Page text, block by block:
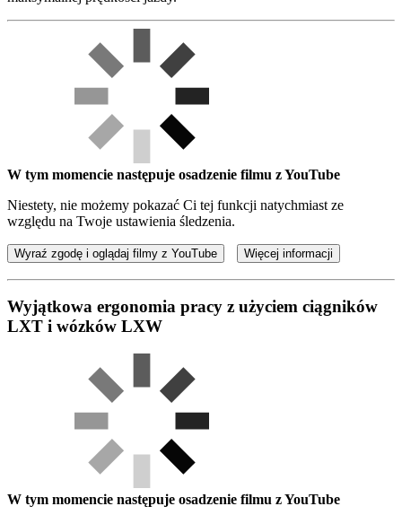
W tym momencie następuje osadzenie filmu z YouTube
Niestety, nie możemy pokazać Ci tej funkcji natychmiast ze
względu na Twoje ustawienia śledzenia.
Wyraź zgodę i oglądaj filmy z YouTube Więcej informacji
Wyjątkowa ergonomia pracy z użyciem ciągników
LXT i wózków LXW
W tym momencie następuje osadzenie filmu z YouTube